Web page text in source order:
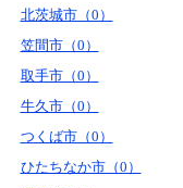
北茨城市（0）
笠間市（0）
取手市（0）
牛久市（0）
つくば市（0）
ひたちなか市（0）